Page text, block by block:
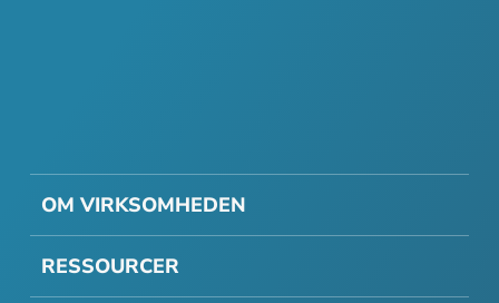
OM VIRKSOMHEDEN
RESSOURCER